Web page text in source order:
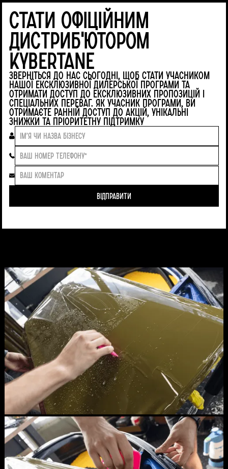
Стати офіційним
дистриб'ютором
KYBERTANE
Зверніться до нас сьогодні, щоб стати учасником
нашої ексклюзивної дилерської програми та
отримати доступ до ексклюзивних пропозицій і
спеціальних переваг. Як учасник програми, ви
отримаєте ранній доступ до акцій, унікальні
знижки та пріоритетну підтримку